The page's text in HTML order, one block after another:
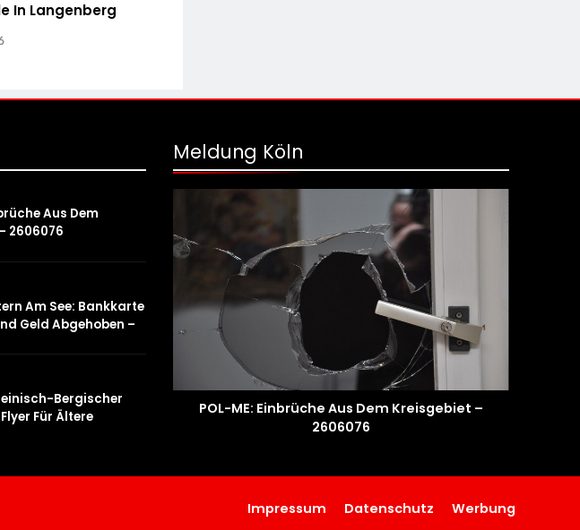
In Langenberg
Aus Dem
2606076
Am See: Bankkarte
Geld Abgehoben –
Bergischer
Für Ältere
Meldung Köln
POL-ME: Einbrüche Aus Dem Kreisgebiet –
2606076
Impressum Datenschutz Werbung